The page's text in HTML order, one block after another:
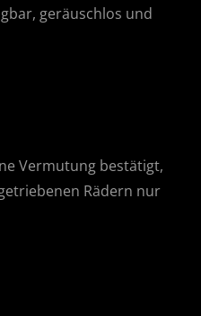
geräuschlos und
Vermutung bestätigt,
Rädern nur